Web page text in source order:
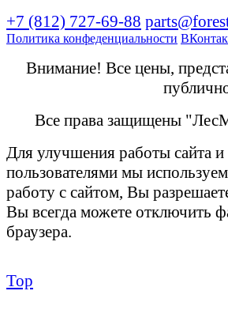
+7 (812) 727-69-88
Политика конфеденциальности
Внимание! Все цены,
Все права защищены
Для улучшения работы сайта и
пользователями мы
работу с сайтом, Вы
Вы всегда можете отключить
браузера.
Top